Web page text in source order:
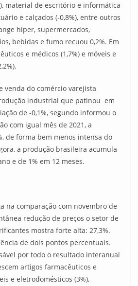
material de escritório e informática
e calçados (-0,8%), entre outros
hiper, supermercados,
bebidas e fumo recuou 0,2%. Em
e médicos (1,7%) e móveis e
venda do comércio varejista
industrial que patinou em
de -0,1%, segundo informou o
com igual mês de 2021, a
de forma bem menos intensa do
a produção brasileira acumula
e de 1% em 12 meses.
na comparação com novembro de
redução de preços o setor de
mostra forte alta: 27,3%.
de dois pontos percentuais.
por todo o resultado interanual
artigos farmacêuticos e
e eletrodomésticos (3%),